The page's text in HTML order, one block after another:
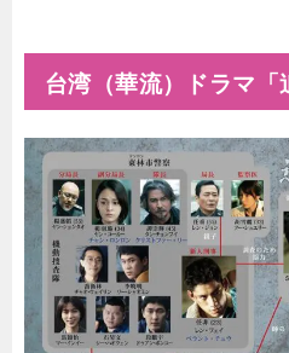
台湾（華流）ドラマ「